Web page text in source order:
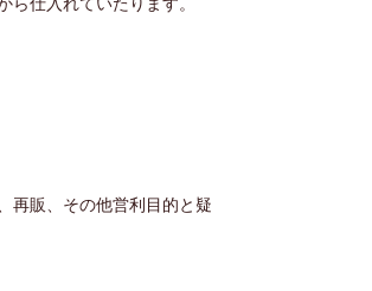
再販、その他営利目的と疑